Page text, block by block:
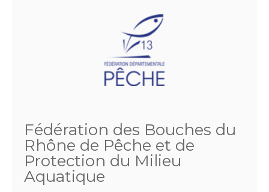
Fédération des Bouches du
Rhône de Pêche et de
Protection du Milieu
Aquatique